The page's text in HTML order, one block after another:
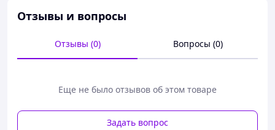
Отзывы и вопросы
Отзывы (0) Вопросы (0)
Еще не было отзывов об этом товаре
Задать вопрос